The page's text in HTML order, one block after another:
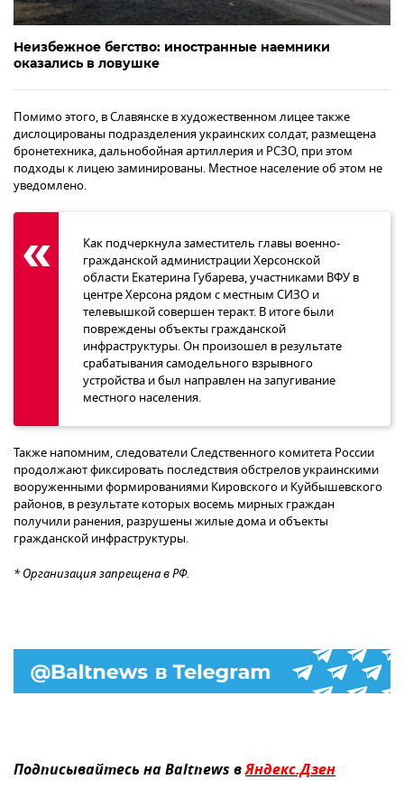
Неизбежное бегство: иностранные наемники
оказались в ловушке
Помимо этого, в Славянске в художественном лицее также
дислоцированы подразделения украинских солдат, размещена
бронетехника, дальнобойная артиллерия и РСЗО, при этом
подходы к лицею заминированы. Местное население об этом не
уведомлено.
Как подчеркнула заместитель главы военно-
гражданской администрации Херсонской
области Екатерина Губарева, участниками ВФУ в
центре Херсона рядом с местным СИЗО и
телевышкой совершен теракт. В итоге были
повреждены объекты гражданской
инфраструктуры. Он произошел в результате
срабатывания самодельного взрывного
устройства и был направлен на запугивание
местного населения.
Также напомним, следователи Следственного комитета России
продолжают фиксировать последствия обстрелов украинскими
вооруженными формированиями Кировского и Куйбышевского
районов, в результате которых восемь мирных граждан
получили ранения, разрушены жилые дома и объекты
гражданской инфраструктуры.
* Организация запрещена в РФ.
Подписывайтесь на Baltnews вЯндекс.Дзен